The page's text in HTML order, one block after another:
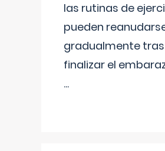
las rutinas de
pueden
gradualmente tras
finalizar el
...